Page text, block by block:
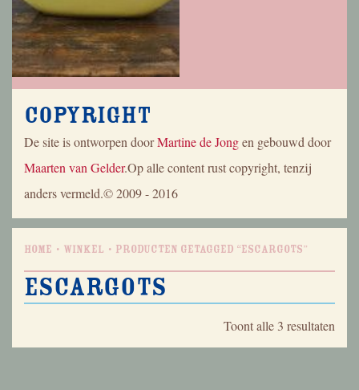
Copyright
De site is ontworpen doorMartine de Jongen gebouwd door
Maarten van Gelder.Op alle content rust copyright, tenzij
anders vermeld.© 2009 - 2016
Home Winkel Producten getagged “escargots”
escargots
Toont alle 3 resultaten
op